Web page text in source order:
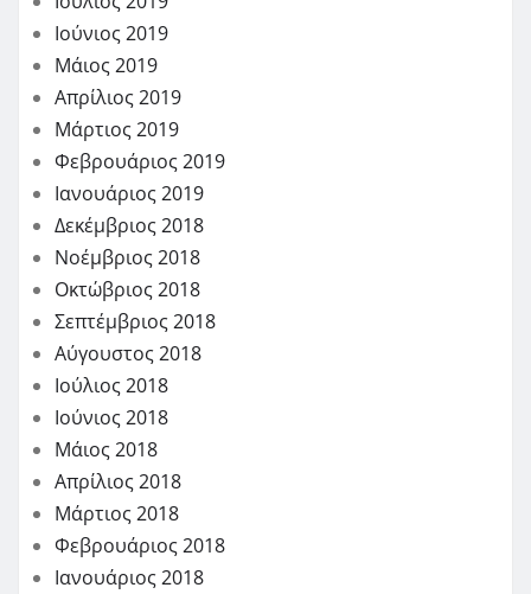
Ιούνιος 2019
Μάιος 2019
Απρίλιος 2019
Μάρτιος 2019
Φεβρουάριος 2019
Ιανουάριος 2019
Δεκέμβριος 2018
Νοέμβριος 2018
Οκτώβριος 2018
Σεπτέμβριος 2018
Αύγουστος 2018
Ιούλιος 2018
Ιούνιος 2018
Μάιος 2018
Απρίλιος 2018
Μάρτιος 2018
Φεβρουάριος 2018
Ιανουάριος 2018